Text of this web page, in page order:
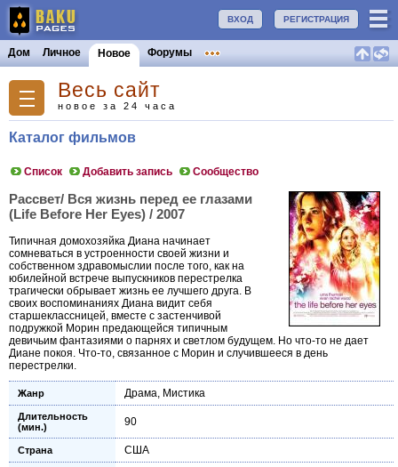
РЕГИСТРАЦИЯ
ВХОД
Дом Личное Новое Форумы
Весь сайт
новое за 24 часа
Каталог фильмов
Список Добавить запись Сообщество
Рассвет/ Вся жизнь перед ее глазами
(Life Before Her Eyes) / 2007
Типичная домохозяйка Диана начинает
сомневаться в устроенности своей жизни и
собственном здравомыслии после того, как на
юбилейной встрече выпускников перестрелка
трагически обрывает жизнь ее лучшего друга. В
своих воспоминаниях Диана видит себя
старшеклассницей, вместе с застенчивой
подружкой Морин предающейся типичным
девичьим фантазиями о парнях и светлом будущем. Но что-то не дает
Диане покоя. Что-то, связанное с Морин и случившееся в день
перестрелки.
Жанр Драма, Мистика
Длительность
(мин.)
90
Страна США